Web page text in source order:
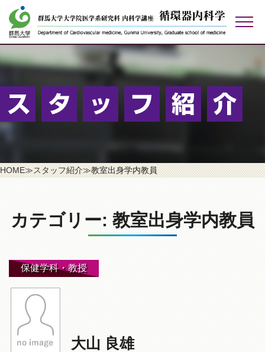
アクセス お問い合わせ
リンク
ご寄付のお願い
HOME≫スタッフ紹介≫教室出身学内教員
カテゴリー: 教室出身学内教員
保健学科・教授
大山 良雄